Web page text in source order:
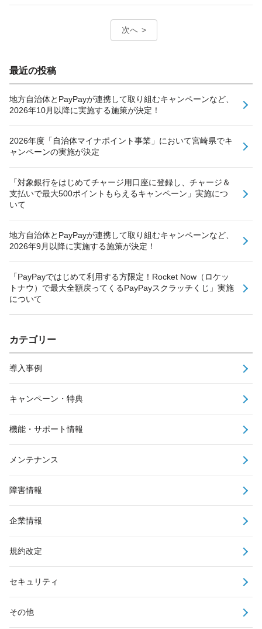
次へ
最近の投稿
地方自治体とPayPayが連携して取り組むキャンペーンなど、
2026年10月以降に実施する施策が決定！
2026年度「自治体マイナポイント事業」において宮崎県でキ
ャンペーンの実施が決定
「対象銀行をはじめてチャージ用口座に登録し、チャージ＆
支払いで最大500ポイントもらえるキャンペーン」実施につ
いて
地方自治体とPayPayが連携して取り組むキャンペーンなど、
2026年9月以降に実施する施策が決定！
「PayPayではじめて利用する方限定！Rocket Now（ロケッ
トナウ）で最大全額戻ってくるPayPayスクラッチくじ」実施
について
カテゴリー
導入事例
キャンペーン・特典
機能・サポート情報
メンテナンス
障害情報
企業情報
規約改定
セキュリティ
その他